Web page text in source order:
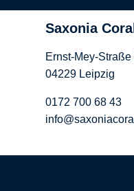
Saxonia
Ernst-Mey-Straße
04229 Leipzig
0172 700 68 43